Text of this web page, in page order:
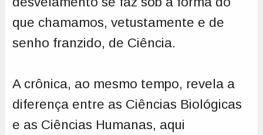
que chamamos, vetustamente e de
senho franzido, de Ciência.
A crônica, ao mesmo tempo, revela a
diferença entre as Ciências Biológicas
e as Ciências Humanas, aqui